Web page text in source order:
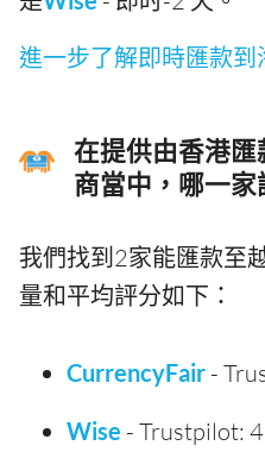
進一步了解即時匯款到
在提供由香港
商當中，哪一家
我們找到2家能匯款至
量和平均評分如下：
CurrencyFair -
Wise - Trustpilot: